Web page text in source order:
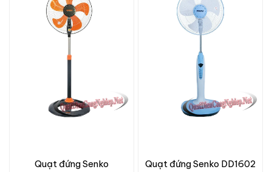
Quạt đứng Senko
Quạt đứng Senko DD1602